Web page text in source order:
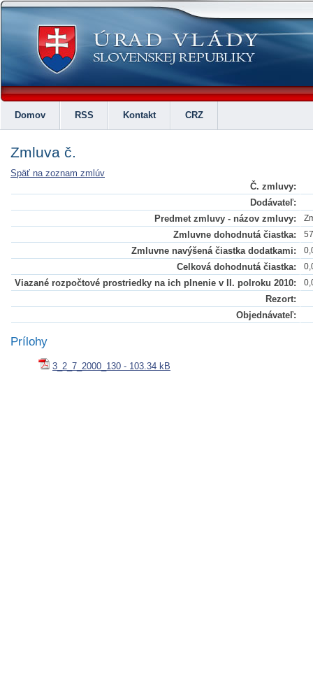
Domov RSS Kontakt CRZ
Zmluva č.
Späť na zoznam zmlúv
Č. zmluvy:
Dodávateľ:
Predmet zmluvy - názov zmluvy:
Zmluvne dohodnutá čiastka:
Zmluvne navýšená čiastka dodatkami:
Celková dohodnutá čiastka:
Viazané rozpočtové prostriedky na ich plnenie v II. polroku 2010:
Rezort:
Objednávateľ:
Prílohy
3_2_7_2000_130 - 103.34 kB